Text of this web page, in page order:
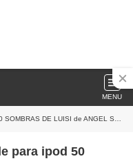
MENU
de ANGEL SANCHIDRIAN 9788445004975
para ipod 50